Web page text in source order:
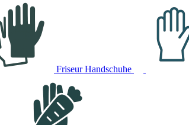
Friseur Handschuhe